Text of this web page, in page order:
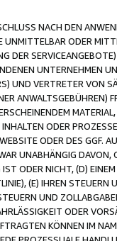
NACH DEN
ODER
DER
UNTERNEHMEN
UND VERTRETER VON
ODER
ODER DES GGF.
UNABHÄNGIG
ODER NICHT, (D)
(E) IHREN
UND
ODER
KÖNNEN IM